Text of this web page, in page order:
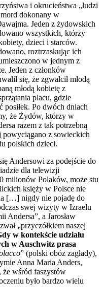
i okrucieństwa „ludzi
mord dokonany w
Jeden z żydowskich
wszystkich, którzy
dzieci i starców.
roztrzaskując ich
w jednym z
Jeden z członków
się, że zgwałcił młodą
młodą kobietę z
placu, gdzie
posiłek. Po dwóch dniach
że Żydów, którzy w
razem z tak potrzebną
powyciągano z sowieckich
polskich dzieci.
Andersowi za podejście do
dla telewizji
milionów Polaków, może stu
księży w Polsce nie
[…] nigdy nie pojadę do
swej wizyty w Izraelu
Andersa”, a Jarosław
„przyczółkiem naszej
w kontekście udziału
w Auschwitz prasa
” (polski obóz zagłady),
Anna Maria Anders,
że wśród faszystów
było bardzo wielu